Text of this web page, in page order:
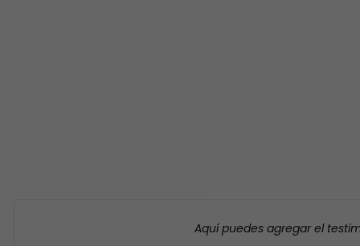
Aquí puedes agregar el